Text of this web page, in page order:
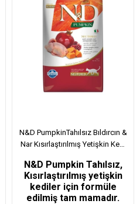
N&D PumpkinTahılsız Bıldırcın &
Nar Kısırlaştırılmış Yetişkin Kedi
N&D Pumpkin Tahılsız,
Kısırlaştırılmış yetişkin
kediler için formüle
edilmiş tam mamadır.​​